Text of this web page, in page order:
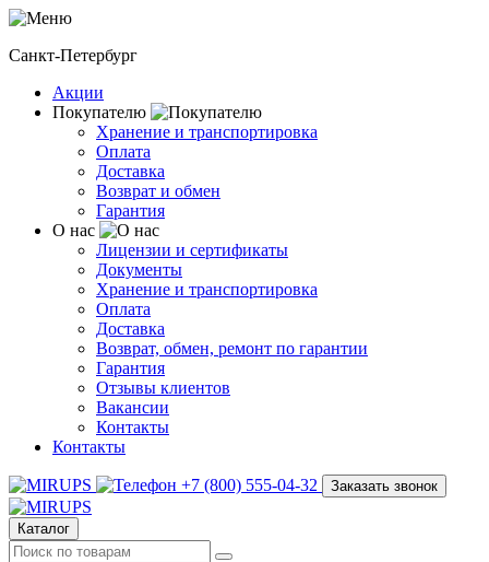
Санкт-Петербург
Акции
Покупателю
Хранение и транспортировка
Оплата
Доставка
Возврат и обмен
Гарантия
О нас
Лицензии и сертификаты
Документы
Хранение и транспортировка
Оплата
Доставка
Возврат, обмен, ремонт по гарантии
Гарантия
Отзывы клиентов
Вакансии
Контакты
Контакты
+7 (800) 555-04-32 Заказать звонок
Каталог